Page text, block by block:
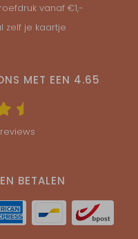
vanaf €1,-
zelf je kaartje
MET EEN 4.65
BETALEN